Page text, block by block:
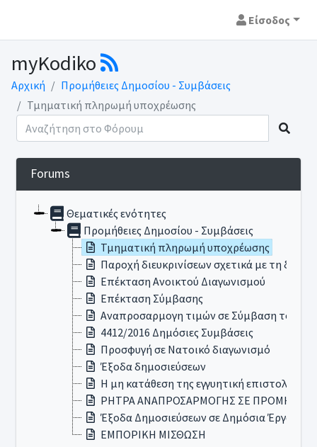
Είσοδος
myKodiko
Αρχική
Προμήθειες Δημοσίου - Συμβάσεις
Τμηματική πληρωμή υποχρέωσης
Forums
Θεματικές ενότητες
Προμήθειες Δημοσίου - Συμβάσεις
Τμηματική πληρωμή υποχρέωσης
Παροχή διευκρινίσεων σχετικά με τη
Επέκταση Ανοικτού Διαγωνισμού
Επέκταση Σύμβασης
Αναπροσαρμογη τιμών σε Σύμβαση του
4412/2016 Δημόσιες Συμβάσεις
Προσφυγή σε Νατοικό διαγωνισμό
Έξοδα δημοσιεύσεων
Η μη κατάθεση της εγγυητική επιστολής
ΡΗΤΡΑ ΑΝΑΠΡΟΣΑΡΜΟΓΗΣ ΣΕ ΠΡΟΜΗΘΕΙΑ
Έξοδα Δημοσιεύσεων σε Δημόσια Έργα.
ΕΜΠΟΡΙΚΗ ΜΙΣΘΩΣΗ